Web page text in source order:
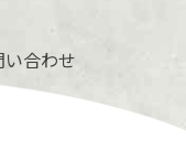
い合わせ